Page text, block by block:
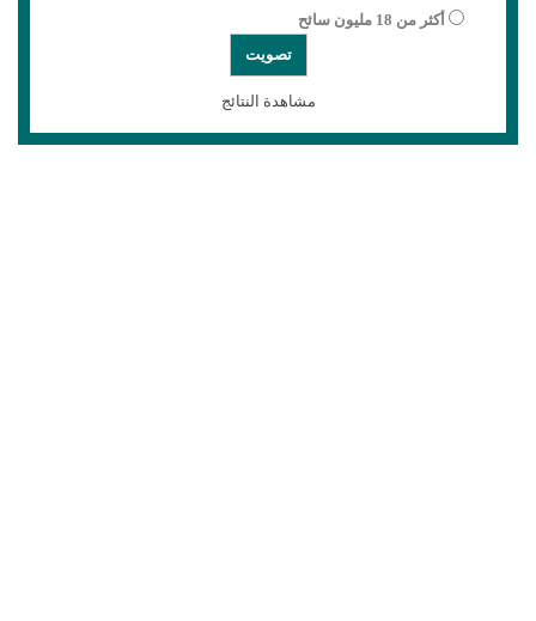
أكثر من 18 مليون سائح
مشاهدة النتائج